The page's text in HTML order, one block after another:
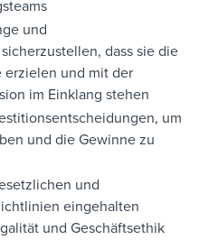
und
dass sie die
erzielen und mit der
im Einklang stehen
um
und die Gewinne zu
und
eingehalten
und Geschäftsethik